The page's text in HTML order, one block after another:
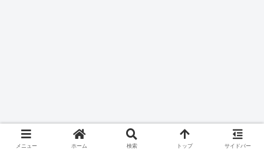
メニュー ホーム 検索 トップ サイドバー